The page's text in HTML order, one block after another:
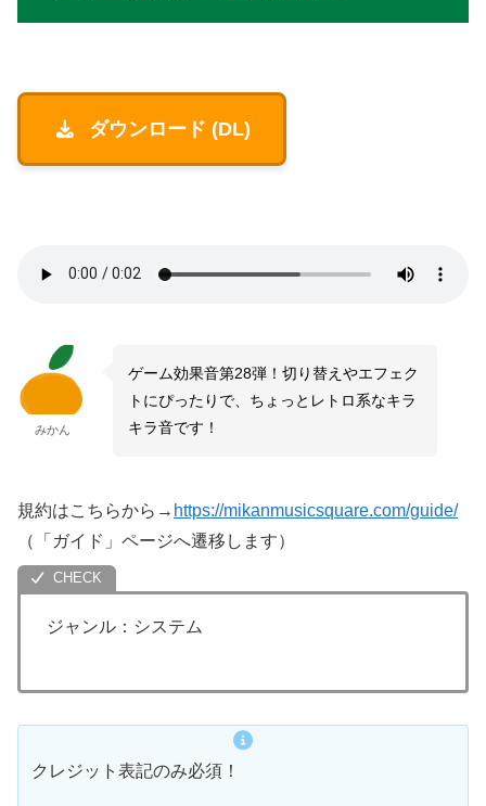
ダウンロード (DL)
みかん
ゲーム効果音第28弾！切り替えやエフェク
トにぴったりで、ちょっとレトロ系なキラ
キラ音です！
規約はこちらから→ https://mikanmusicsquare.com/guide/
（「ガイド」ページへ遷移します）
ジャンル：システム
クレジット表記のみ必須！